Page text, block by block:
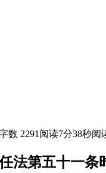
数 2291 阅读7分38秒阅
法第五十一条